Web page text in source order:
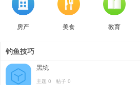
房产 美食 教育
钓鱼技巧
黑坑
主题 0 帖子 0